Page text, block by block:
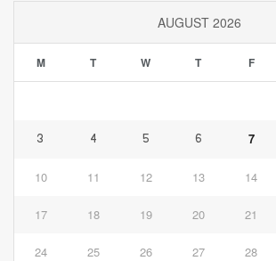
AUGUST 2026
M T W T F
3 4 5 6 7
10 11 12 13 14
17 18 19 20 21
24 25 26 27 28